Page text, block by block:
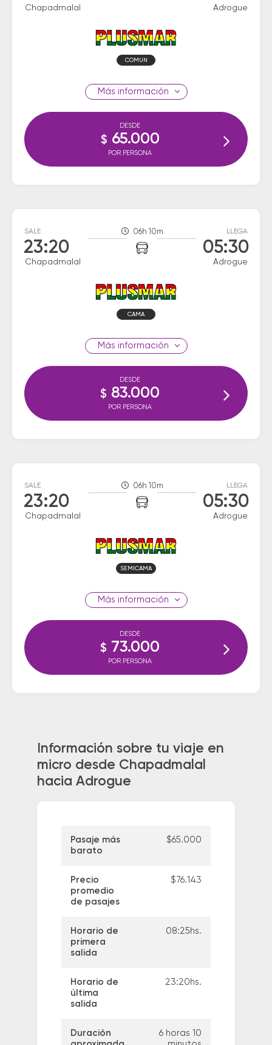
Chapadmalal Adrogue
COMUN
información
DESDE
$ 65.000
POR PERSONA
SALE
23:20
Chapadmalal
06h 10m LLEGA
05:30
Adrogue
CAMA
información
DESDE
$ 83.000
POR PERSONA
SALE
23:20
Chapadmalal
06h 10m LLEGA
05:30
Adrogue
SEMICAMA
información
DESDE
$ 73.000
POR PERSONA
Información sobre tu viaje en
micro desde Chapadmalal
hacia Adrogue
Pasaje más
barato
$65.000
Precio
promedio
de pasajes
$76.143
Horario de
primera
salida
08:25hs.
Horario de
última
salida
23:20hs.
Duración
6 horas 10